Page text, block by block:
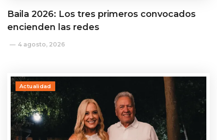
Baila 2026: Los tres primeros convocados
encienden las redes
4 agosto, 2026
Actualidad